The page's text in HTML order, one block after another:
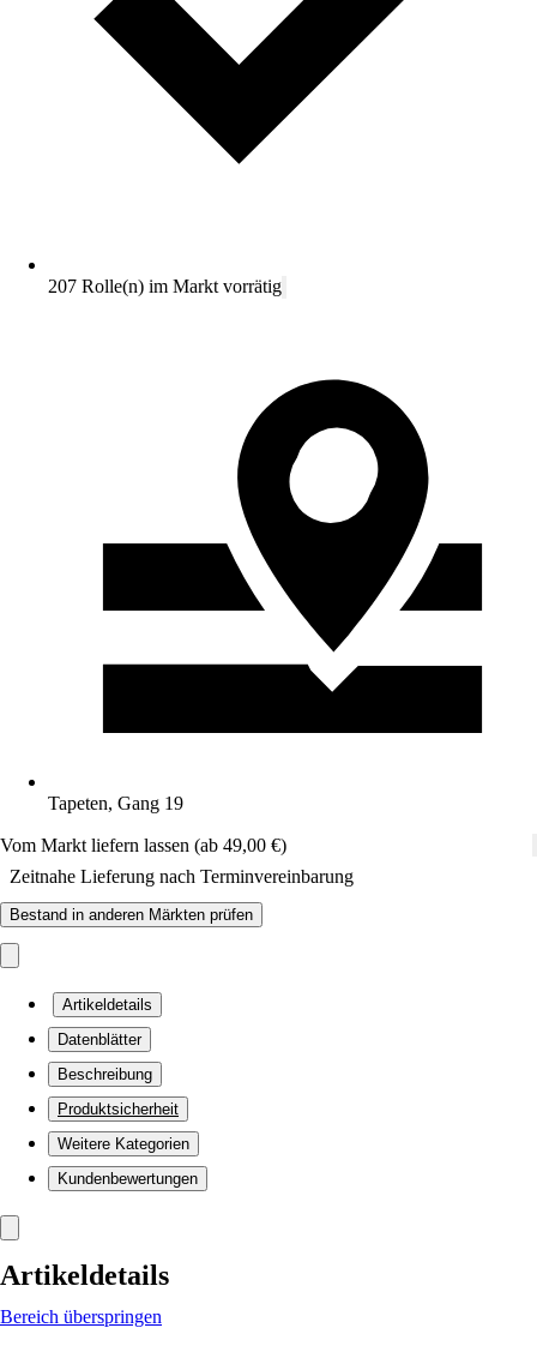
207 Rolle(n) im Markt vorrätig
Tapeten, Gang 19
Vom Markt liefern lassen (ab 49,00 €)
Zeitnahe Lieferung nach Terminvereinbarung
Bestand in anderen Märkten prüfen
Artikeldetails
Datenblätter
Beschreibung
Produktsicherheit
Weitere Kategorien
Kundenbewertungen
Artikeldetails
Bereich überspringen